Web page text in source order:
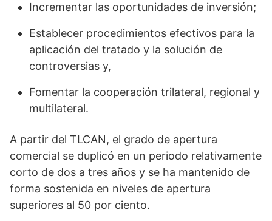
Incrementar las oportunidades de inversión;
Establecer procedimientos efectivos para la
aplicación del tratado y la solución de
controversias y,
Fomentar la cooperación trilateral, regional y
multilateral.
A partir del TLCAN, el grado de apertura
comercial se duplicó en un periodo relativamente
corto de dos a tres años y se ha mantenido de
forma sostenida en niveles de apertura
superiores al 50 por ciento.